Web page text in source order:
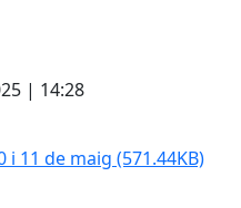
| 14:28
i 11 de maig (571.44KB)